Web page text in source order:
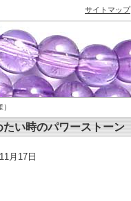
い時のパワーストーン
月17日
サイトマップ